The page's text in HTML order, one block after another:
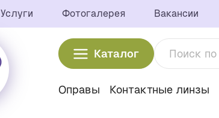
Услуги Фотогалерея Вакансии
Каталог
Оправы Контактные линзы